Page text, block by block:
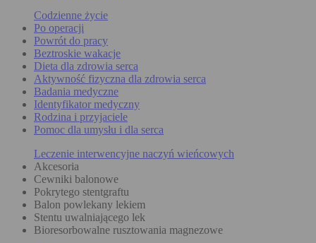
Codzienne życie
Po operacji
Powrót do pracy
Beztroskie wakacje
Dieta dla zdrowia serca
Aktywność fizyczna dla zdrowia serca
Badania medyczne
Identyfikator medyczny
Rodzina i przyjaciele
Pomoc dla umysłu i dla serca
Leczenie interwencyjne naczyń wieńcowych
Akcesoria
Cewniki balonowe
Pokrytego stentgraftu
Balon powlekany lekiem
Stentu uwalniającego lek
Bioresorbowalne rusztowania magnezowe